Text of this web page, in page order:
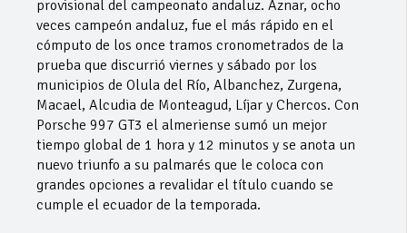
provisional del campeonato andaluz. Aznar, ocho
veces campeón andaluz, fue el más rápido en el
cómputo de los once tramos cronometrados de la
prueba que discurrió viernes y sábado por los
municipios de Olula del Río, Albanchez, Zurgena,
Macael, Alcudia de Monteagud, Líjar y Chercos. Con
Porsche 997 GT3 el almeriense sumó un mejor
tiempo global de 1 hora y 12 minutos y se anota un
nuevo triunfo a su palmarés que le coloca con
grandes opciones a revalidar el título cuando se
cumple el ecuador de la temporada.